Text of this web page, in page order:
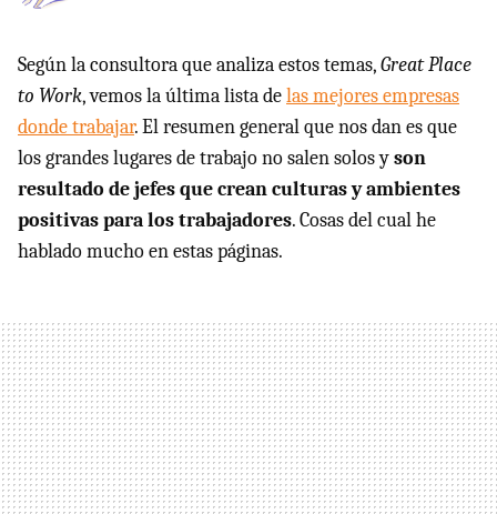
Según la consultora que analiza estos temas,Great Place
to Work, vemos la última lista delas mejores empresas
donde trabajar. El resumen general que nos dan es que
los grandes lugares de trabajo no salen solos yson
resultado de jefes que crean culturas y ambientes
positivas para los trabajadores. Cosas del cual he
hablado mucho en estas páginas.